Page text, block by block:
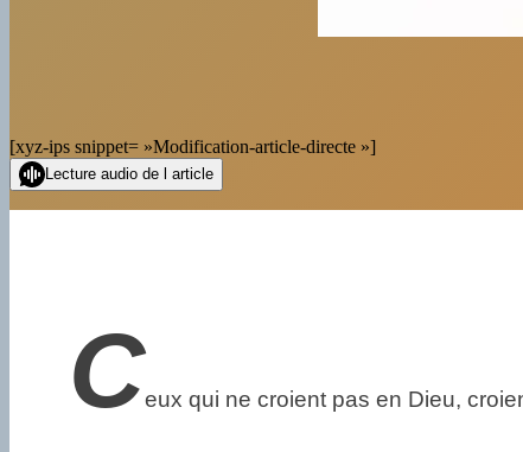
[xyz-ips snippet= »Modification-article-directe »]
Lecture audio de l article
Ceux qui ne croient pas en Dieu,